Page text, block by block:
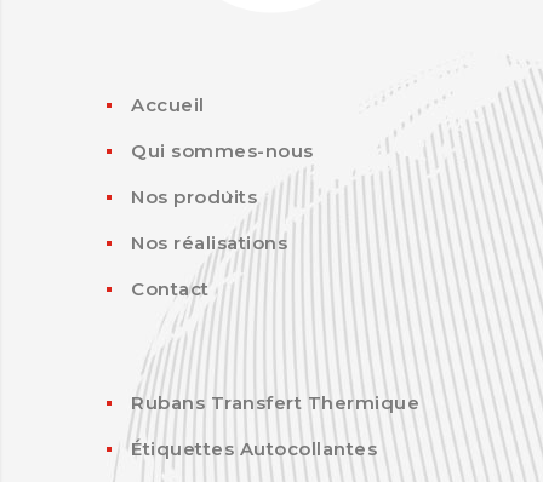
Accueil
Qui sommes-nous
Nos produits
Nos réalisations
Contact
Rubans Transfert Thermique
Étiquettes Autocollantes